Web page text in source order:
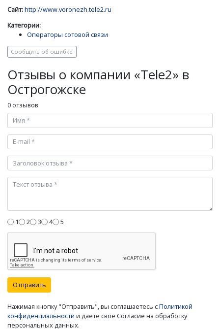
Сайт:http://www.voronezh.tele2.ru
Категории:
Операторы сотовой связи
Сообщить об ошибке
Отзывы о компании «Tele2» в
Острогожске
0 отзывов
1 2 3 4 5
Отправить
Нажимая кнопку "Отправить", вы соглашаетесь сПолитикой
конфиденциальности и даете свое Согласие на обработку
персональных данных.